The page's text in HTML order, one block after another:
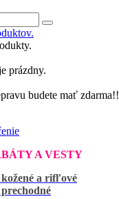
prázdny.
budete mať zdarma!!
A VESTY
a rifľové